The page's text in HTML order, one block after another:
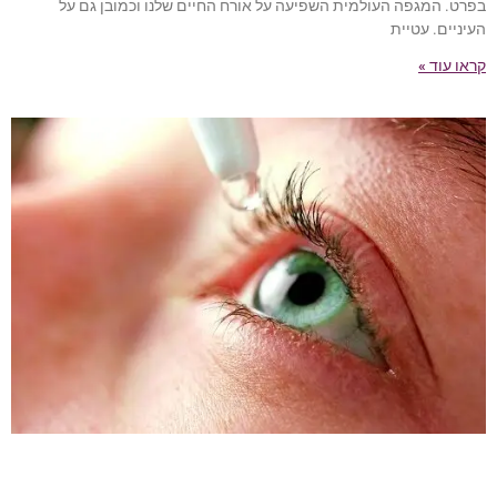
בפרט. המגפה העולמית השפיעה על אורח החיים שלנו וכמובן גם על
העיניים. עטיית
קראו עוד »